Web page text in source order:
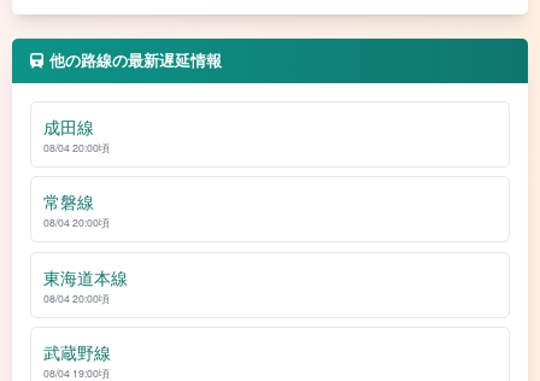
他の路線の最新遅延情報
成田線
08/04 20:00頃
常磐線
08/04 20:00頃
東海道本線
08/04 20:00頃
武蔵野線
08/04 19:00頃